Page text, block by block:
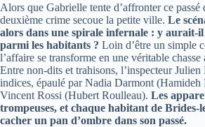
Alors que Gabrielle tente d’affronter ce passé
deuxième crime secoue la petite ville. Le
alors dans une spirale infernale : y aurait-
parmi les habitants ? Loin d’être un simple
l’affaire se transforme en une véritable chasse
Entre non-dits et trahisons, l’inspecteur Julien
indices, épaulé par Nadia Darmont (Hamideh
Vincent Rossi (Hubert Roulleau). Les
trompeuses, et chaque habitant de Brides-
cacher un pan d’ombre dans son passé.